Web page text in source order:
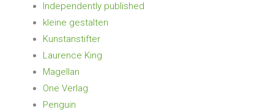
Independently published
kleine gestalten
Kunstanstifter
Laurence King
Magellan
One Verlag
Penguin